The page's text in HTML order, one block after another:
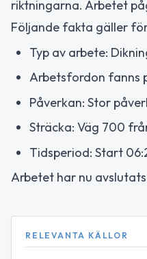
riktningarna. Arbetet
Följande fakta gäller
Typ av arbete:
Arbetsfordon fanns
Påverkan: Stor
Sträcka: Väg 700
Tidsperiod: Start
Arbetet har nu
RELEVANTA KÄLLOR